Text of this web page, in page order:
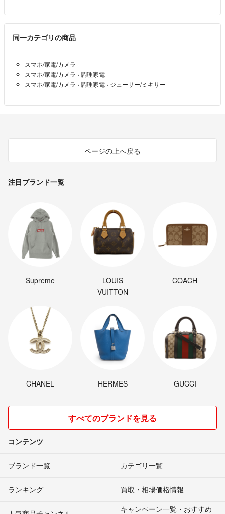
同一カテゴリの商品
スマホ/家電/カメラ
スマホ/家電/カメラ › 調理家電
スマホ/家電/カメラ › 調理家電 › ジューサー/ミキサー
ページの上へ戻る
注目ブランド一覧
Supreme
LOUIS
VUITTON
COACH
CHANEL HERMES GUCCI
すべてのブランドを見る
コンテンツ
ブランド一覧 カテゴリ一覧
ランキング 買取・相場価格情報
キャンペーン一覧・おすすめ